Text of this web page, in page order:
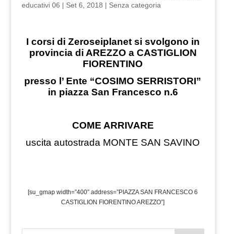
educativi 06 | Set 6, 2018 | Senza categoria
I corsi di Zeroseiplanet si svolgono in
provincia di AREZZO a CASTIGLION
FIORENTINO
presso l’ Ente “COSIMO SERRISTORI”
in piazza San Francesco n.6
COME ARRIVARE
uscita autostrada MONTE SAN SAVINO
[su_gmap width=”400″ address=”PIAZZA SAN FRANCESCO 6
CASTIGLION FIORENTINO AREZZO”]